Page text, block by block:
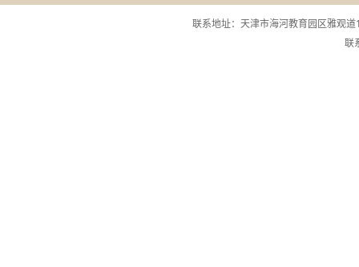
联系地址：天津市海河教育园区雅观
联